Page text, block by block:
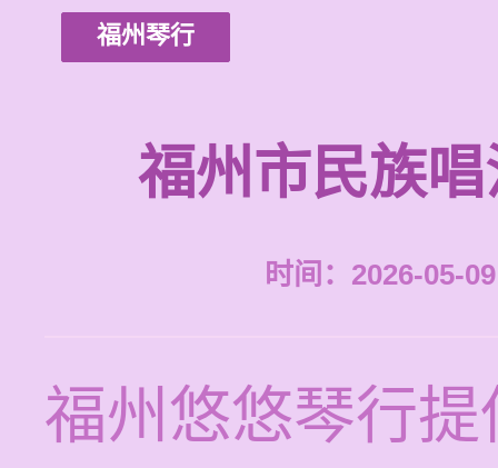
福州琴行
福州市民族
时间：2026-05-
福州悠悠琴行